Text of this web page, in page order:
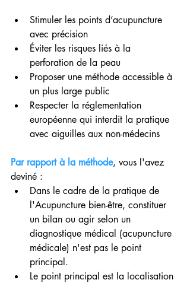
Stimuler les points d’acupuncture
avec précision
Éviter les risques liés à la
perforation de la peau
Proposer une méthode accessible à
un plus large public
Respecter la réglementation
européenne qui interdit la pratique
avec aiguilles aux non-médecins
Par rapport à la méthode, vous l'avez
deviné :
Dans le cadre de la pratique de
l'Acupuncture bien-être, constituer
un bilan ou agir selon un
diagnostique médical (acupuncture
médicale) n'est pas le point
principal.
Le point principal est la localisation